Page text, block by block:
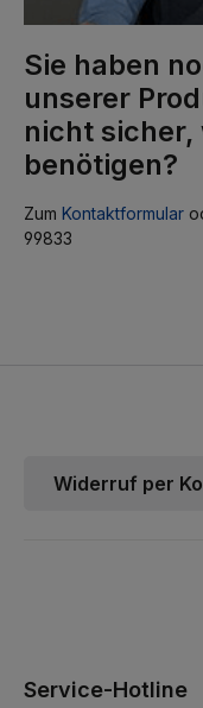
Sie haben
unserer
nicht sicher,
benötigen?
Zum Kontaktformular
99833
Widerruf per
Service-Hotline